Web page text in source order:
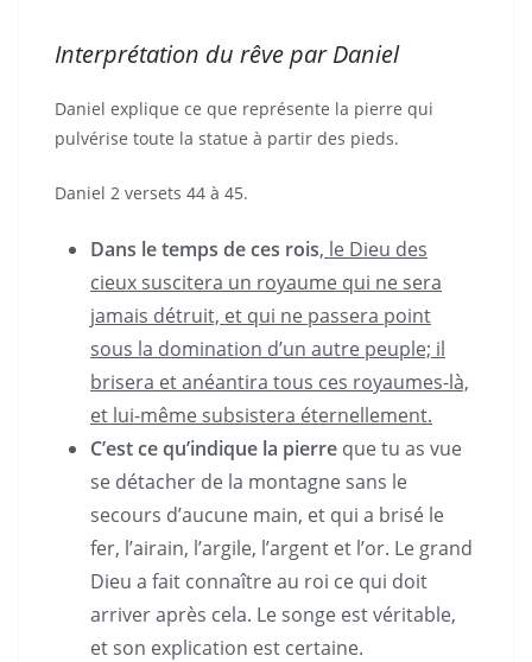
Interprétation du rêve par Daniel
Daniel explique ce que représente la pierre qui
pulvérise toute la statue à partir des pieds.
Daniel 2 versets 44 à 45.
Dans le temps de ces rois, le Dieu des
cieux suscitera un royaume qui ne sera
jamais détruit, et qui ne passera point
sous la domination d’un autre peuple; il
brisera et anéantira tous ces royaumes-là,
et lui-même subsistera éternellement.
C’est ce qu’indique la pierre que tu as vue
se détacher de la montagne sans le
secours d’aucune main, et qui a brisé le
fer, l’airain, l’argile, l’argent et l’or. Le grand
Dieu a fait connaître au roi ce qui doit
arriver après cela. Le songe est véritable,
et son explication est certaine.